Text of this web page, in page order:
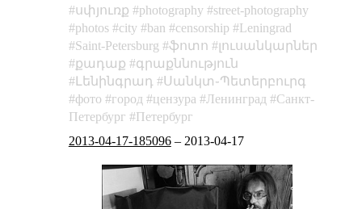
սփյուռք
photography
street-photography
photos
city ban censorship
Leningrad
Saint-Petersburg
ֆոտո
լուսանկարներ
քադաք
գրաքննություն
Լենինգրադ
Սանկտ֊Պետերբուրգ
фото
город цензура Ленинград
Санкт-
Петербург
Петербург
2013-04-17-185096– 2013-04-17